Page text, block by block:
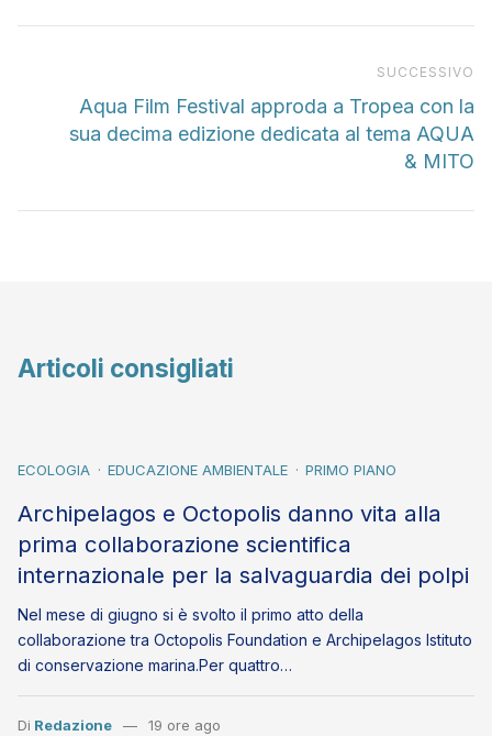
SUCCESSIVO
Aqua Film Festival approda a Tropea con la
sua decima edizione dedicata al tema AQUA
& MITO
Articoli consigliati
ECOLOGIA EDUCAZIONE AMBIENTALE PRIMO PIANO
Archipelagos e Octopolis danno vita alla
prima collaborazione scientifica
internazionale per la salvaguardia dei polpi
Nel mese di giugno si è svolto il primo atto della
collaborazione tra Octopolis Foundation e Archipelagos Istituto
di conservazione marina.Per quattro…
Di Redazione 19 ore ago